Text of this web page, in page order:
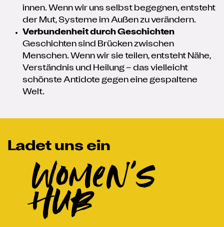
innen. Wenn wir uns selbst begegnen, entsteht
der Mut, Systeme im Außen zu verändern.
Verbundenheit durch Geschichten
Geschichten sind Brücken zwischen
Menschen. Wenn wir sie teilen, entsteht Nähe,
Verständnis und Heilung – das vielleicht
schönste Antidote gegen eine gespaltene
Welt.
Ladet uns ein
Women's
HUb